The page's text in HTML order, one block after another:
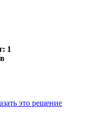
1
это решение